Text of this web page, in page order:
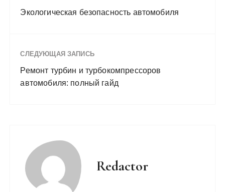
Экологическая безопасность автомобиля
СЛЕДУЮЩАЯ ЗАПИСЬ
Ремонт турбин и турбокомпрессоров
автомобиля: полный гайд
Redactor